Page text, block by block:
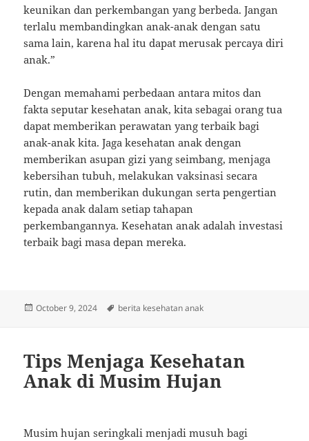
keunikan dan perkembangan yang berbeda. Jangan
terlalu membandingkan anak-anak dengan satu
sama lain, karena hal itu dapat merusak percaya diri
anak.”
Dengan memahami perbedaan antara mitos dan
fakta seputar kesehatan anak, kita sebagai orang tua
dapat memberikan perawatan yang terbaik bagi
anak-anak kita. Jaga kesehatan anak dengan
memberikan asupan gizi yang seimbang, menjaga
kebersihan tubuh, melakukan vaksinasi secara
rutin, dan memberikan dukungan serta pengertian
kepada anak dalam setiap tahapan
perkembangannya. Kesehatan anak adalah investasi
terbaik bagi masa depan mereka.
Posted
October 9, 2024 Tags
berita kesehatan anak
Tips Menjaga Kesehatan
Anak di Musim Hujan
Musim hujan seringkali menjadi musuh bagi